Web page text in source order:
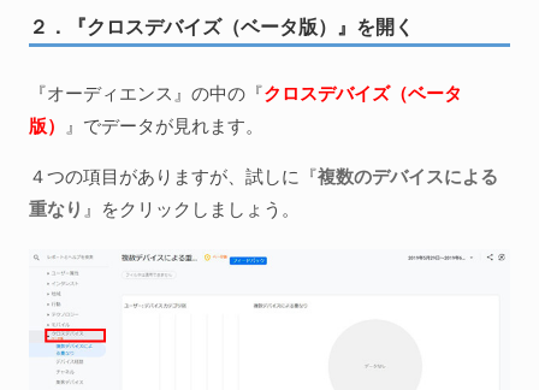
２．『クロスデバイズ（ベータ版）』を開く
『オーディエンス』の中の『クロスデバイズ（ベータ
版） 』でデータが見れます。
４つの項目がありますが、試しに『複数のデバイスによる
重なり 』をクリックしましょう。